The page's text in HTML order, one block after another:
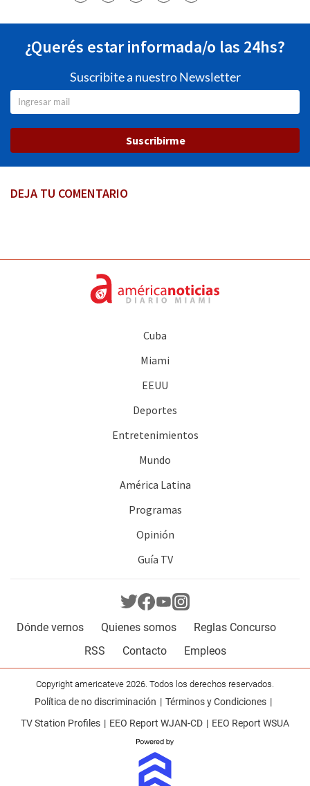
¿Querés estar informada/o las 24hs?
Suscribite a nuestro Newsletter
Suscribirme
DEJA TU COMENTARIO
Cuba
Miami
EEUU
Deportes
Entretenimientos
Mundo
América Latina
Programas
Opinión
Guía TV
Dónde vernos Quienes somos
Reglas Concurso
RSS
Contacto Empleos
Copyright americateve 2026. Todos los derechos reservados.
Política de no discriminación
Términos y Condiciones
TV Station Profiles
EEO Report WJAN-CD EEO Report WSUA